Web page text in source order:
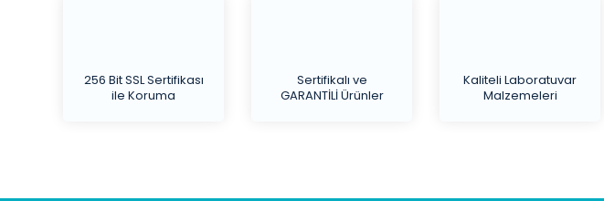
256 Bit SSL Sertifikası
ile Koruma
Sertifikalı ve
GARANTİLİ Ürünler
Kaliteli Laboratuvar
Malzemeleri